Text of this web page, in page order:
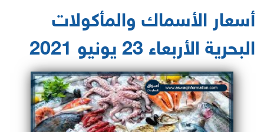
أسعار الأسماك والمأكولات
البحرية الأربعاء 23 يونيو 2021